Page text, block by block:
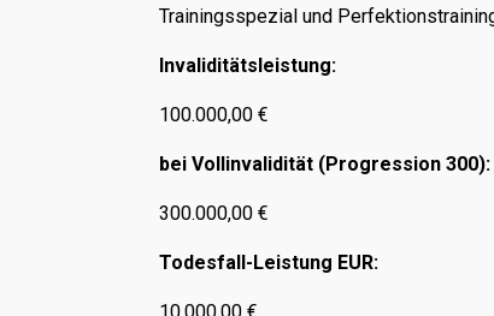
Trainingsspezial und
Invaliditätsleistung:
100.000,00 €
bei Vollinvalidität (Progression 300):
300.000,00 €
Todesfall-Leistung EUR: